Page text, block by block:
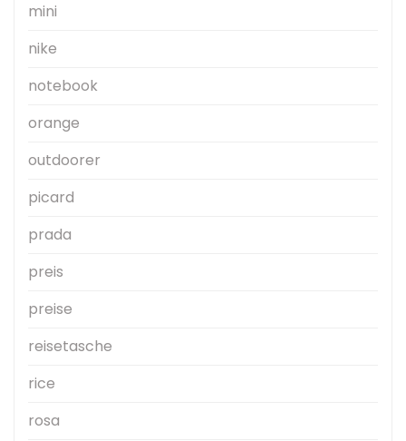
mini
nike
notebook
orange
outdoorer
picard
prada
preis
preise
reisetasche
rice
rosa